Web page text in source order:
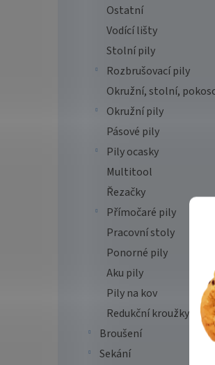
Ostatní
Vodící lišty
Stolní pily
Rozbrušovací pily
Okružní, stolní,
Okružní pily
Pásové pily
Pily ocasky
Multitool
Řezačky
Přímočaré pily
Pracovní stoly
Ponorné pily
Aku pily
Pily na kov
Redukční kroužky
Broušení
Sekání